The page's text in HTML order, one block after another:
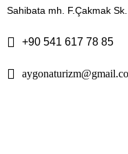
Sahibata mh. F.Çakmak
+90 541 617 78 85